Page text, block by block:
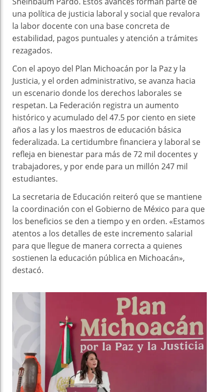
una política de justicia laboral y social que revalora
la labor docente con una base concreta de
estabilidad, pagos puntuales y atención a trámites
rezagados.
Con el apoyo del Plan Michoacán por la Paz y la
Justicia, y el orden administrativo, se avanza hacia
un escenario donde los derechos laborales se
respetan. La Federación registra un aumento
histórico y acumulado del 47.5 por ciento en siete
años a las y los maestros de educación básica
federalizada. La certidumbre financiera y laboral se
refleja en bienestar para más de 72 mil docentes y
trabajadores, y por ende para un millón 247 mil
estudiantes.
La secretaria de Educación reiteró que se mantiene
la coordinación con el Gobierno de México para que
los beneficios se den a tiempo y en orden. «Estamos
atentos a los detalles de este incremento salarial
para que llegue de manera correcta a quienes
sostienen la educación pública en Michoacán»,
destacó.